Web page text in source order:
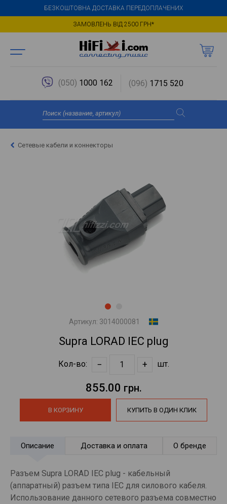
БЕЗКОШТОВНА ДОСТАВКА ПЕРЕДОПЛАЧЕНИХ
ЗАМОВЛЕНЬ ВІД 2500 ГРН*
(050) 1000 162 (096) 1715 520
Сетевые кабели и коннекторы
Артикул: 3014000081
Supra LORAD IEC plug
Кол-во: − + шт.
855.00 грн.
В КОРЗИНУ КУПИТЬ В ОДИН КЛИК
Описание Доставка и оплата О бренде
Разъем Supra LORAD IEC plug - кабельный
(аппаратный) разъем типа IEC для силового кабеля.
Использование данного сетевого разъема совместно